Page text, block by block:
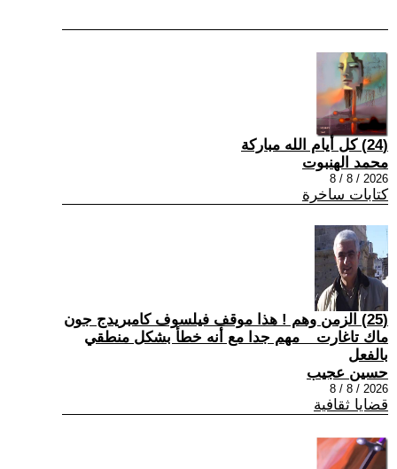
(24) كل أيام الله مباركة
محمد الهنبوت
2026 / 8 / 8
كتابات ساخرة
(25) الزمن وهم ! هذا موقف فيلسوف كامبريدج جون
ماك تاغارت _ مهم جدا مع أنه خطأ بشكل منطقي
بالفعل
حسين عجيب
2026 / 8 / 8
قضايا ثقافية